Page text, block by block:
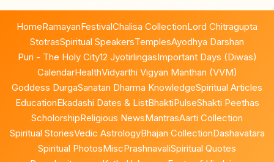
HomeRamayanFestivalChalisa CollectionLord Chitragupta
StotrasSpiritual SpeakersTemplesAyodhya Darshan
Puri - The Holy City12 JyotirlingasImportant Days (Diwas)
CalendarHealthVidyarthi Vigyan Manthan (VVM)
Goddess DurgaSanatan Dharma KnowledgeSpiritual Articles
EducationEkadashi Dates & ListBhaktiPulseShakti Peethas
ScholorshipReligious NewsMantrasAarti Collection
Spiritual StoriesVedic AstrologyBhajan CollectionDashavatara
Spiritual PhotosMiscPrashnavaliSpiritual Quotes